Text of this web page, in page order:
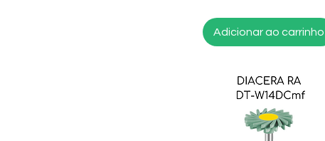
Adicionar ao carrinho